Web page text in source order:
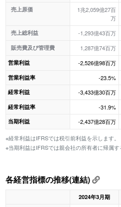
売上原価
1兆2,059億27百
万
売上総利益 -1,293億43百万
販売費及び管理費 1,287億74百万
営業利益 -2,526億98百万
営業利益率 -23.5%
経常利益 -3,433億30百万
経常利益率 -31.9%
当期利益 -2,437億28百万
※経常利益はIFRSでは税引前利益を示します。
※当期利益はIFRSでは親会社の所有者に帰属す
各経営指標の推移(連結)
2024年3月期